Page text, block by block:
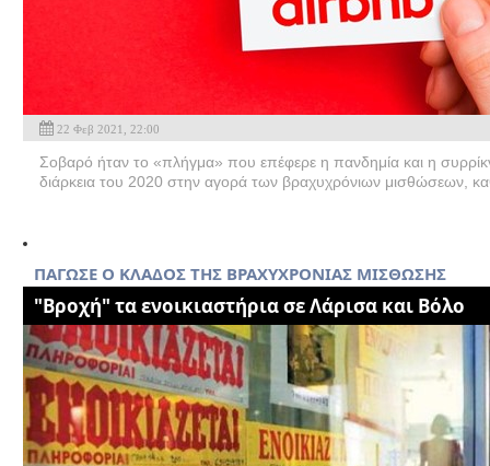
22 Φεβ 2021, 22:00
Σοβαρό ήταν το «πλήγμα» που επέφερε η πανδημία και η
διάρκεια του 2020 στην αγορά των βραχυχρόνιων μισθώσεων,
ΠΑΓΩΣΕ Ο ΚΛΑΔΟΣ ΤΗΣ ΒΡΑΧΥΧΡΟΝΙΑΣ ΜΙΣΘΩΣΗΣ
"Βροχή" τα ενοικιαστήρια σε Λάρισα και Βόλο